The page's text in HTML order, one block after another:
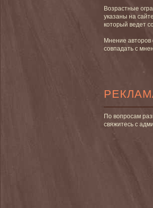
Возрастные
указаны на
который ведет
Мнение авторов
совпадать с
По вопросам
свяжитесь с